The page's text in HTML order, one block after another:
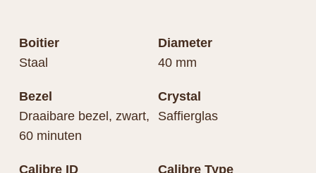
Boitier
Staal
Diameter
40 mm
Bezel
Draaibare bezel, zwart,
60 minuten
Crystal
Saffierglas
Calibre ID Calibre Type